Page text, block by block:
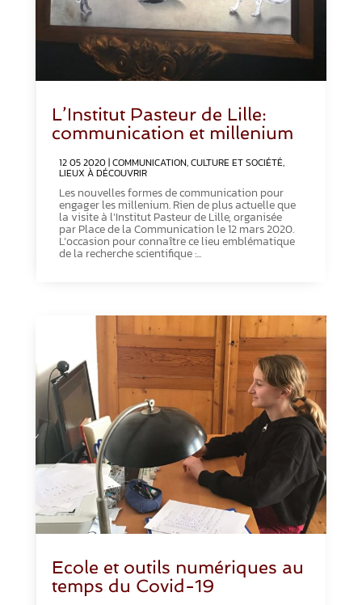
L’Institut Pasteur de Lille:
communication et millenium
12 05 2020|COMMUNICATION,CULTURE ET SOCIÉTÉ,
LIEUX À DÉCOUVRIR
Les nouvelles formes de communication pour
engager les millenium. Rien de plus actuelle que
la visite à l’Institut Pasteur de Lille, organisée
par Place de la Communication le 12 mars 2020.
L’occasion pour connaître ce lieu emblématique
de la recherche scientifique :...
Ecole et outils numériques au
temps du Covid-19